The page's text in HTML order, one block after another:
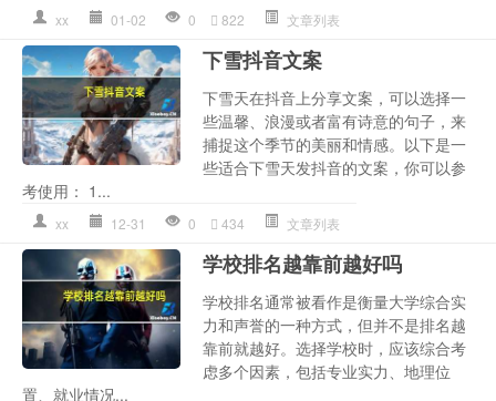
xx 01-02 0 822 文章列表
下雪抖音文案
下雪天在抖音上分享文案，可以选择一
些温馨、浪漫或者富有诗意的句子，来
捕捉这个季节的美丽和情感。以下是一
些适合下雪天发抖音的文案，你可以参
考使用： 1...
xx 12-31 0 434 文章列表
学校排名越靠前越好吗
学校排名通常被看作是衡量大学综合实
力和声誉的一种方式，但并不是排名越
靠前就越好。选择学校时，应该综合考
虑多个因素，包括专业实力、地理位
置、就业情况...